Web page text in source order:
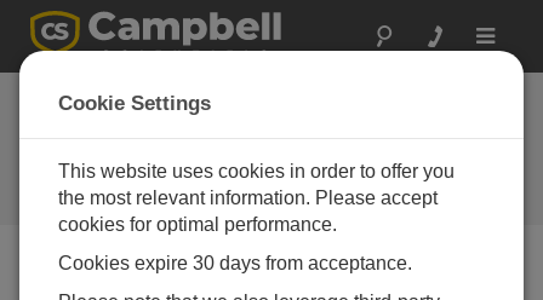
Toggle
Returning Products
for Service
Campbell Scientific 提供维修和校
准服务
Cookie Settings
This website uses cookies in order to offer you
the most relevant information. Please accept
cookies for optimal performance.
Cookies expire 30 days from acceptance.